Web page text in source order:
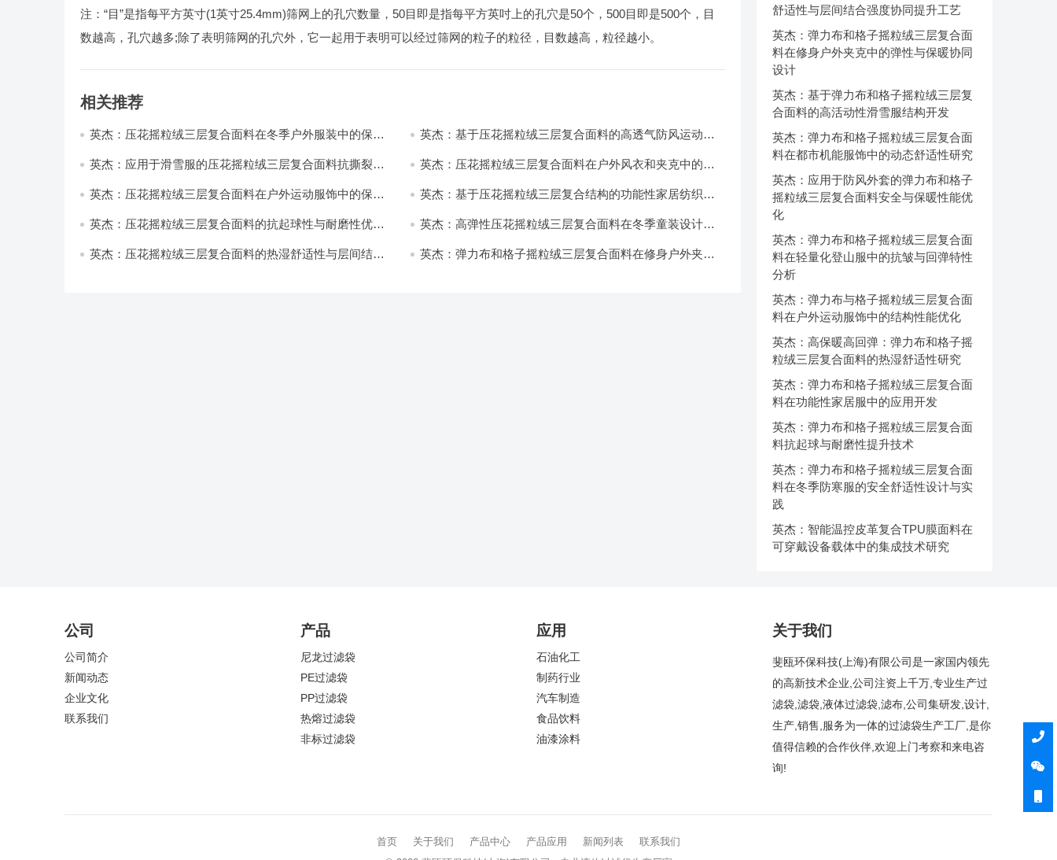
注：“目”是指每平方英寸(1英寸25.4mm)筛网上的孔穴数量，50目即是指每平方英吋上的孔穴是50个，500目即是500个，目
数越高，孔穴越多;除了表明筛网的孔穴外，它一起用于表明可以经过筛网的粒子的粒径，目数越高，粒径越小。
相关推荐
英杰：压花摇粒绒三层复合面料在冬季户外服装中的保暖
英杰：基于压花摇粒绒三层复合面料的高透气防风运动服
英杰：应用于滑雪服的压花摇粒绒三层复合面料抗撕裂与
英杰：压花摇粒绒三层复合面料在户外风衣和夹克中的应
英杰：压花摇粒绒三层复合面料在户外运动服饰中的保暖
英杰：基于压花摇粒绒三层复合结构的功能性家居纺织品
英杰：压花摇粒绒三层复合面料的抗起球性与耐磨性优化
英杰：高弹性压花摇粒绒三层复合面料在冬季童装设计中
英杰：压花摇粒绒三层复合面料的热湿舒适性与层间结合
英杰：弹力布和格子摇粒绒三层复合面料在修身户外夹克
舒适性与层间结合强度协同提升工艺
英杰：弹力布和格子摇粒绒三层复合面
料在修身户外夹克中的弹性与保暖协同
设计
英杰：基于弹力布和格子摇粒绒三层复
合面料的高活动性滑雪服结构开发
英杰：弹力布和格子摇粒绒三层复合面
料在都市机能服饰中的动态舒适性研究
英杰：应用于防风外套的弹力布和格子
摇粒绒三层复合面料安全与保暖性能优
化
英杰：弹力布和格子摇粒绒三层复合面
料在轻量化登山服中的抗皱与回弹特性
分析
英杰：弹力布与格子摇粒绒三层复合面
料在户外运动服饰中的结构性能优化
英杰：高保暖高回弹：弹力布和格子摇
粒绒三层复合面料的热湿舒适性研究
英杰：弹力布和格子摇粒绒三层复合面
料在功能性家居服中的应用开发
英杰：弹力布和格子摇粒绒三层复合面
料抗起球与耐磨性提升技术
英杰：弹力布和格子摇粒绒三层复合面
料在冬季防寒服的安全舒适性设计与实
践
英杰：智能温控皮革复合TPU膜面料在
可穿戴设备载体中的集成技术研究
公司
公司简介
新闻动态
企业文化
联系我们
产品
尼龙过滤袋
PE过滤袋
PP过滤袋
热熔过滤袋
非标过滤袋
应用
石油化工
制药行业
汽车制造
食品饮料
油漆涂料
关于我们
斐瓯环保科技(上海)有限公司是一家国内领先
的高新技术企业,公司注资上千万,专业生产过
滤袋,滤袋,液体过滤袋,滤布,公司集研发,设计,
生产,销售,服务为一体的过滤袋生产工厂,是你
值得信赖的合作伙伴,欢迎上门考察和来电咨
询!
首页 关于我们 产品中心 产品应用 新闻列表
联系我们